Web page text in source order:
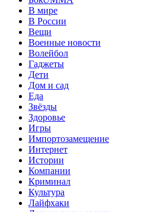
В мире
В России
Вещи
Военные новости
Волейбол
Гаджеты
Дети
Дом и сад
Еда
Звёзды
Здоровье
Игры
Импортозамещение
Интернет
Истории
Компании
Криминал
Культура
Лайфхаки